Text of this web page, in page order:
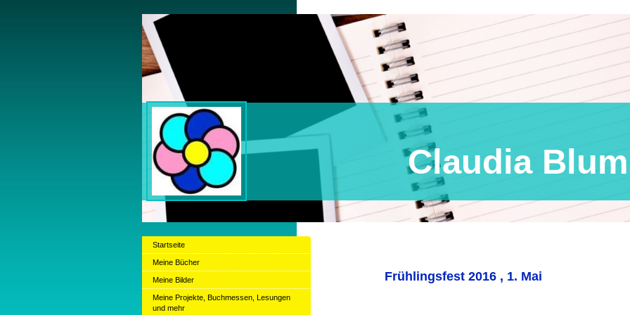
Claudia Blum-
Frühlingsfest 2016 , 1. Mai
Startseite
Meine Bücher
Meine Bilder
Meine Projekte, Buchmessen, Lesungen
und mehr